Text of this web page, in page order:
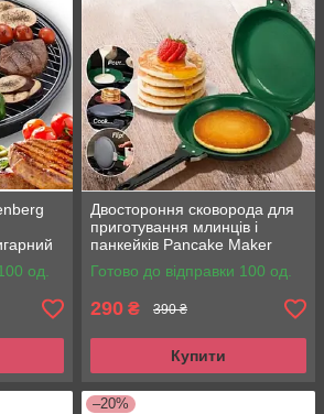
од.
Двостороння сковорода для
приготування млинців і
панкейків Pancake Maker
Готово до відправки 100 од.
290 ₴ 390 ₴
Купити
–20%